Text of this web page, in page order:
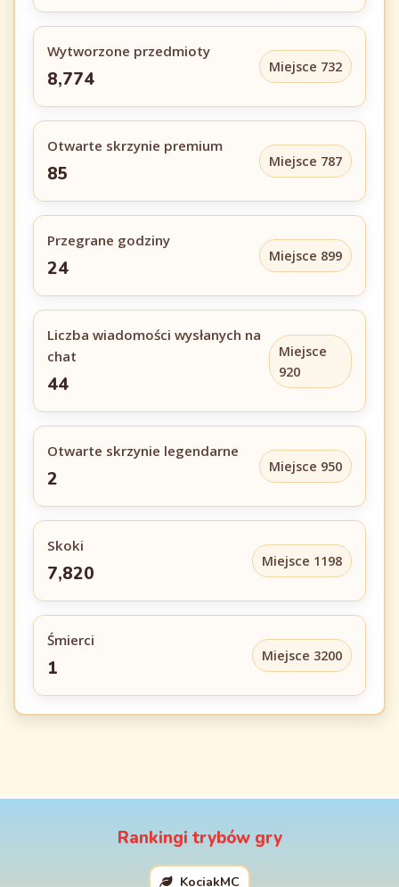
Wytworzone przedmioty
8,774
Miejsce 732
Otwarte skrzynie premium
85
Miejsce 787
Przegrane godziny
24
Miejsce 899
Liczba wiadomości wysłanych na
chat
44
Miejsce
920
Otwarte skrzynie legendarne
2
Miejsce 950
Skoki
7,820
Miejsce 1198
Śmierci
1
Miejsce 3200
Rankingi trybów gry
KociakMC